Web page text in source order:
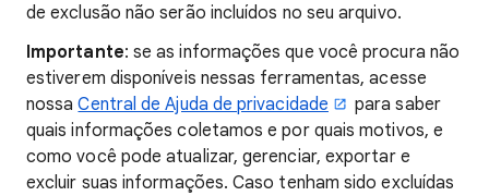
de exclusão não serão incluídos no seu arquivo.
Importante: se as informações que você procura não
estiverem disponíveis nessas ferramentas, acesse
nossaCentral de Ajuda de privacidade
para saber
quais informações coletamos e por quais motivos, e
como você pode atualizar, gerenciar, exportar e
excluir suas informações. Caso tenham sido excluídas